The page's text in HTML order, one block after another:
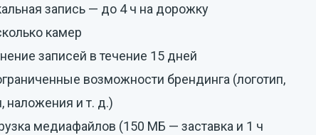
запись — до 4 ч на дорожку
камер
записей в течение 15 дней
возможности брендинга (логотип,
наложения и т. д.)
медиафайлов (150 МБ — заставка и 1 ч